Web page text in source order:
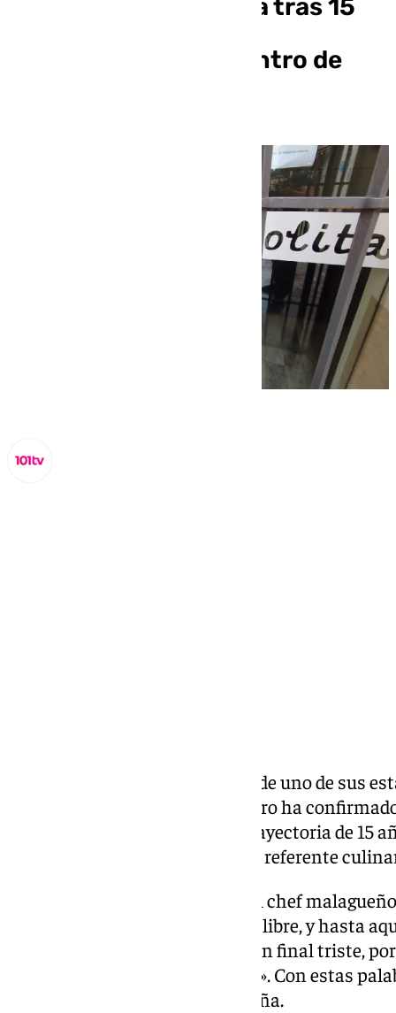
La Cosmopolita cierra tras 15
gastronómico del Centro de
El Centro de Málaga se despide de uno de sus
más emblemáticos. Dani Carnero ha
Cosmopolita después de una trayectoria de 15
calle José Denis Belgrano en un referente
A través de sus redes sociales, el chef
despedida: «Hasta aquí la mesa libre, y hasta
Cosmopolita. Cerramos, no es un final triste,
bueno y eso ha sido muchísimo». Con estas
marcó la gastronomía malagueña.